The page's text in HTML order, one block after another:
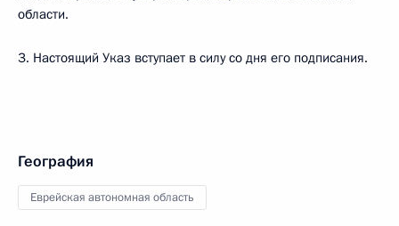
области.
3. Настоящий Указ вступает в силу со дня его подписания.
География
Еврейская автономная область